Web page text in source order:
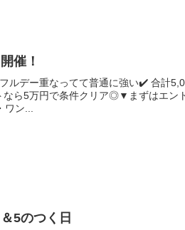
催！
ルデー重なってて普通に強い✔️ 合計
なら5万円で条件クリア◎▼まずはエン
ン...
5のつく日